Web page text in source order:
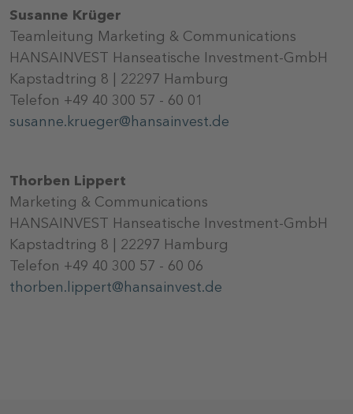
Susanne Krüger
Teamleitung Marketing & Communications
HANSAINVEST Hanseatische Investment-GmbH
Kapstadtring 8 | 22297 Hamburg
Telefon +49 40 300 57 - 60 01
susanne.krueger@hansainvest.de
Thorben Lippert
Marketing & Communications
HANSAINVEST Hanseatische Investment-GmbH
Kapstadtring 8 | 22297 Hamburg
Telefon +49 40 300 57 - 60 06
thorben.lippert@hansainvest.de